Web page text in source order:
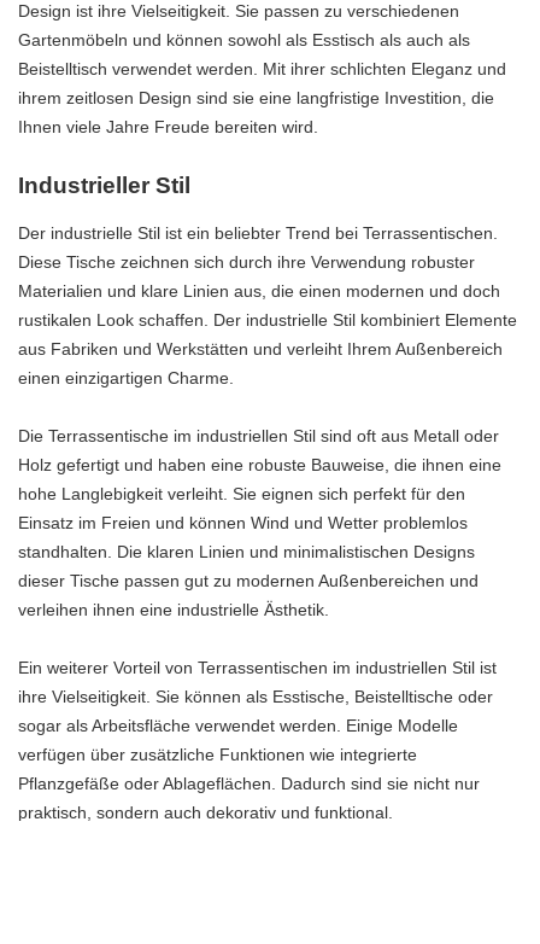
Design ist ihre Vielseitigkeit. Sie passen zu verschiedenen
Gartenmöbeln und können sowohl als Esstisch als auch als
Beistelltisch verwendet werden. Mit ihrer schlichten Eleganz und
ihrem zeitlosen Design sind sie eine langfristige Investition, die
Ihnen viele Jahre Freude bereiten wird.
Industrieller Stil
Der industrielle Stil ist ein beliebter Trend bei Terrassentischen.
Diese Tische zeichnen sich durch ihre Verwendung robuster
Materialien und klare Linien aus, die einen modernen und doch
rustikalen Look schaffen. Der industrielle Stil kombiniert Elemente
aus Fabriken und Werkstätten und verleiht Ihrem Außenbereich
einen einzigartigen Charme.
Die Terrassentische im industriellen Stil sind oft aus Metall oder
Holz gefertigt und haben eine robuste Bauweise, die ihnen eine
hohe Langlebigkeit verleiht. Sie eignen sich perfekt für den
Einsatz im Freien und können Wind und Wetter problemlos
standhalten. Die klaren Linien und minimalistischen Designs
dieser Tische passen gut zu modernen Außenbereichen und
verleihen ihnen eine industrielle Ästhetik.
Ein weiterer Vorteil von Terrassentischen im industriellen Stil ist
ihre Vielseitigkeit. Sie können als Esstische, Beistelltische oder
sogar als Arbeitsfläche verwendet werden. Einige Modelle
verfügen über zusätzliche Funktionen wie integrierte
Pflanzgefäße oder Ablageflächen. Dadurch sind sie nicht nur
praktisch, sondern auch dekorativ und funktional.